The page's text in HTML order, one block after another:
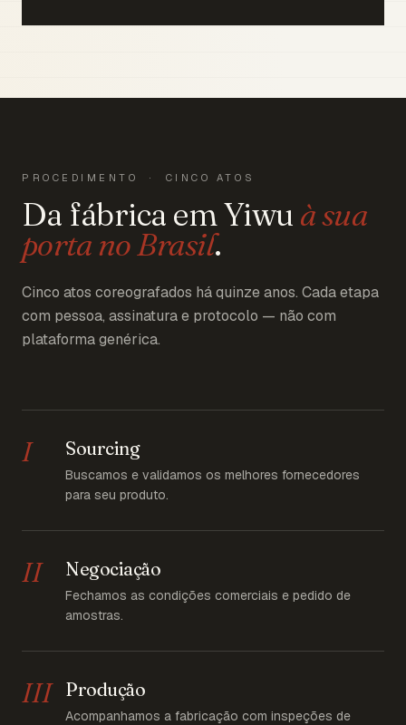
PROCEDIMENTO · CINCO ATOS
Da fábrica em Yiwu à sua
porta no Brasil.
Cinco atos coreografados há quinze anos. Cada etapa
com pessoa, assinatura e protocolo — não com
plataforma genérica.
I Sourcing
Buscamos e validamos os melhores fornecedores
para seu produto.
II Negociação
Fechamos as condições comerciais e pedido de
amostras.
III Produção
Acompanhamos a fabricação com inspeções de